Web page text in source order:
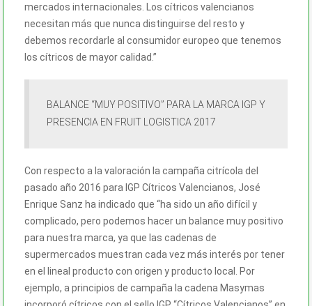
mercados internacionales. Los cítricos valencianos
necesitan más que nunca distinguirse del resto y
debemos recordarle al consumidor europeo que tenemos
los cítricos de mayor calidad.”
BALANCE “MUY POSITIVO” PARA LA MARCA IGP Y
PRESENCIA EN FRUIT LOGISTICA 2017
Con respecto a la valoración la campaña citrícola del
pasado año 2016 para IGP Cítricos Valencianos, José
Enrique Sanz ha indicado que “ha sido un año difícil y
complicado, pero podemos hacer un balance muy positivo
para nuestra marca, ya que las cadenas de
supermercados muestran cada vez más interés por tener
en el lineal producto con origen y producto local. Por
ejemplo, a principios de campaña la cadena Masymas